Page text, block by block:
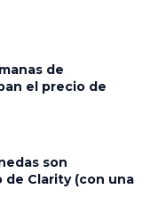
de
el precio de
son
Clarity (con una